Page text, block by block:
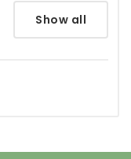
Show all